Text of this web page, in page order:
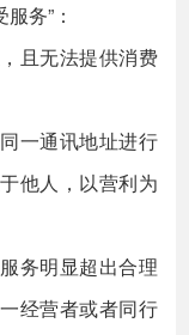
务”：
且无法提供消费
一通讯地址进行
他人，以营利为
务明显超出合理
经营者或者同行